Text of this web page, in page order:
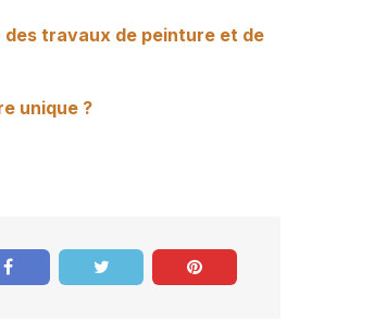
travaux de peinture et de
unique ?